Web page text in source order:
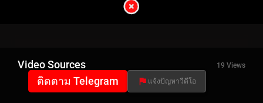
Video Sources 19 Views
ติดตาม Telegram แจ้งปัญหาวีดีโอ